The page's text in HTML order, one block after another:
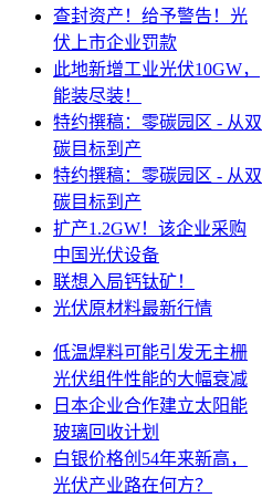
查封资产！给予警告！光
伏上市企业罚款
此地新增工业光伏10GW，
能装尽装！
特约撰稿：零碳园区 - 从双
碳目标到产
特约撰稿：零碳园区 - 从双
碳目标到产
扩产1.2GW！该企业采购
中国光伏设备
联想入局钙钛矿！
光伏原材料最新行情
低温焊料可能引发无主栅
光伏组件性能的大幅衰减
日本企业合作建立太阳能
玻璃回收计划
白银价格创54年来新高，
光伏产业路在何方？